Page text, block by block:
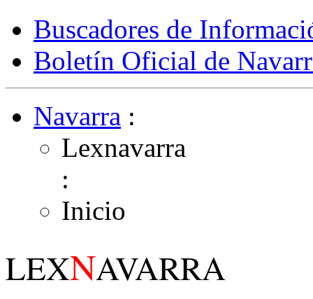
Buscadores de
Boletín Oficial de
Navarra :
Lexnavarra
:
Inicio
LEXNAVARRA